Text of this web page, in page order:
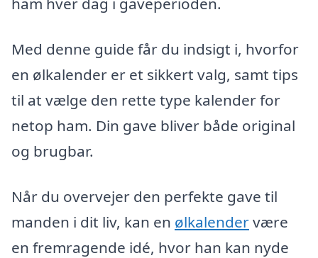
Med denne guide får du indsigt i, hvorfor
en ølkalender er et sikkert valg, samt tips
til at vælge den rette type kalender for
netop ham. Din gave bliver både original
og brugbar.
Når du overvejer den perfekte gave til
manden i dit liv, kan en ølkalendervære
en fremragende idé, hvor han kan nyde